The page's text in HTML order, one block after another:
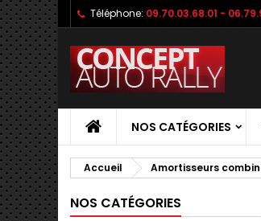
Téléphone: 09.70.03.68.01 -
NOS CATÉGORIES
Accueil Amortisseurs
NOS CATÉGORIES